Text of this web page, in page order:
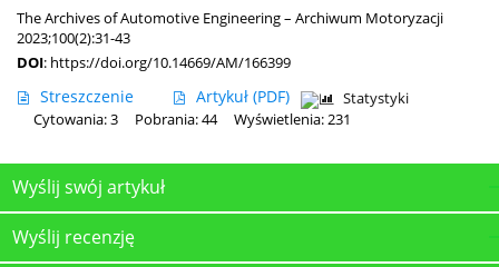
The Archives of Automotive Engineering – Archiwum Motoryzacji
2023;100(2):31-43
DOI: https://doi.org/10.14669/AM/166399
Streszczenie Artykuł (PDF)
Statystyki
Cytowania: 3
Pobrania: 44 Wyświetlenia: 231
Wyślij swój artykuł
Wyślij recenzję